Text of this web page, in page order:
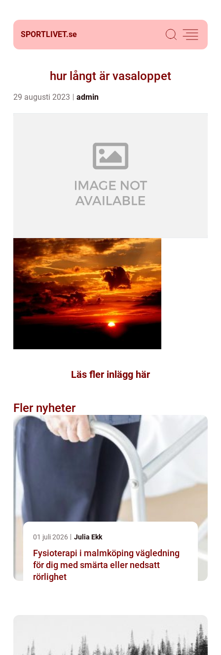
SPORTLIVET.se
hur långt är vasaloppet
29 augusti 2023 admin
Läs fler inlägg här
Fler nyheter
01 juli 2026 Julia Ekk
Fysioterapi i malmköping vägledning
för dig med smärta eller nedsatt
rörlighet